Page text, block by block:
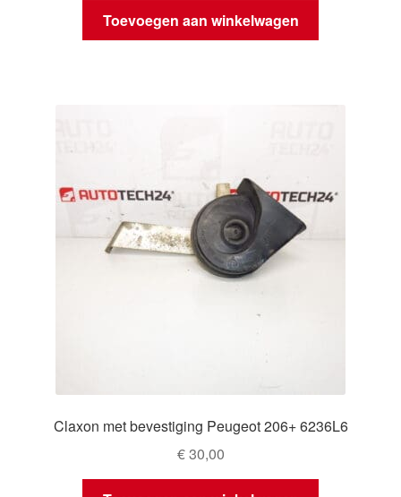
Toevoegen aan winkelwagen
Claxon met bevestiging Peugeot 206+ 6236L6
€30,00